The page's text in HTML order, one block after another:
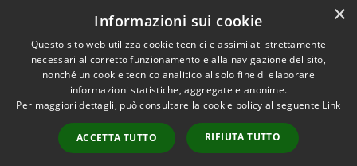
RSS
Accessibilità
Cookie
Mappa del sito
Area riservata del
Copyright © 2026 • Comune di
Taranto • Powered by
Municipium•Accesso
redazione
×
Informazioni sui cookie
Questo sito web utilizza cookie tecnici e assimilati strettamente
necessari al corretto funzionamento e alla navigazione del sito,
nonché un cookie tecnico analitico al solo fine di elaborare
informazioni statistiche, aggregate e anonime.
Per maggiori dettagli, può consultare la cookie policy al seguente Link
ACCETTA TUTTO RIFIUTA TUTTO